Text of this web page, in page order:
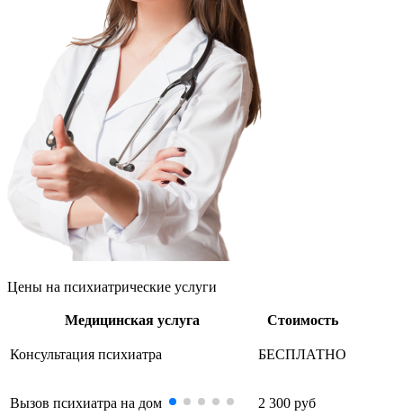
Цены на психиатрические услуги
Медицинская услуга Стоимость
Консультация психиатра БЕСПЛАТНО
Вызов психиатра на дом 2 300 руб